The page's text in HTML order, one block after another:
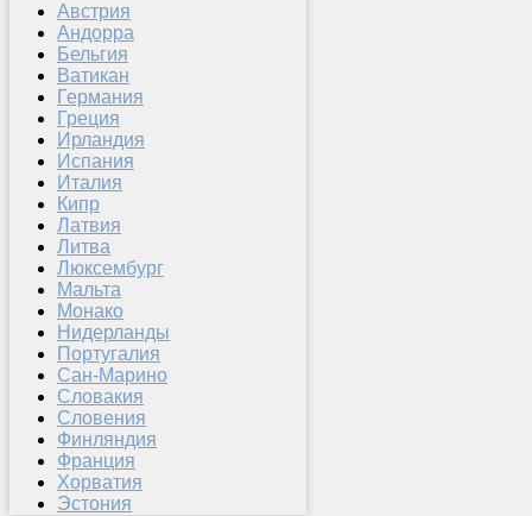
Австрия
Андорра
Бельгия
Ватикан
Германия
Греция
Ирландия
Испания
Италия
Кипр
Латвия
Литва
Люксембург
Мальта
Монако
Нидерланды
Португалия
Сан-Марино
Словакия
Словения
Финляндия
Франция
Хорватия
Эстония